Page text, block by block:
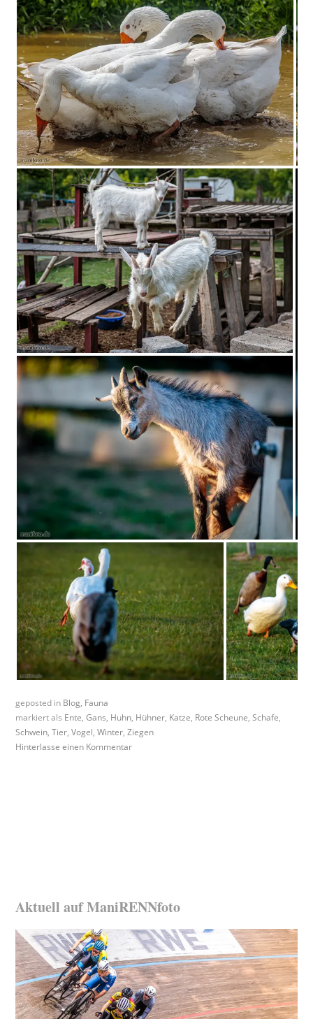
geposted in Blog, Fauna
markiert als Ente,Gans, Huhn, Hühner, Katze, Rote Scheune,Schafe,
Schwein,Tier,Vogel,Winter,Ziegen
Hinterlasse einen Kommentar
Aktuell auf ManiRENNfoto